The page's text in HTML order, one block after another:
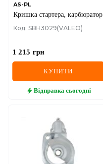
AS-PL
Кришка стартера, карбюратор
Код: SBH3029(VALEO)
1 215 грн
КУПИТИ
Відправка сьогодні